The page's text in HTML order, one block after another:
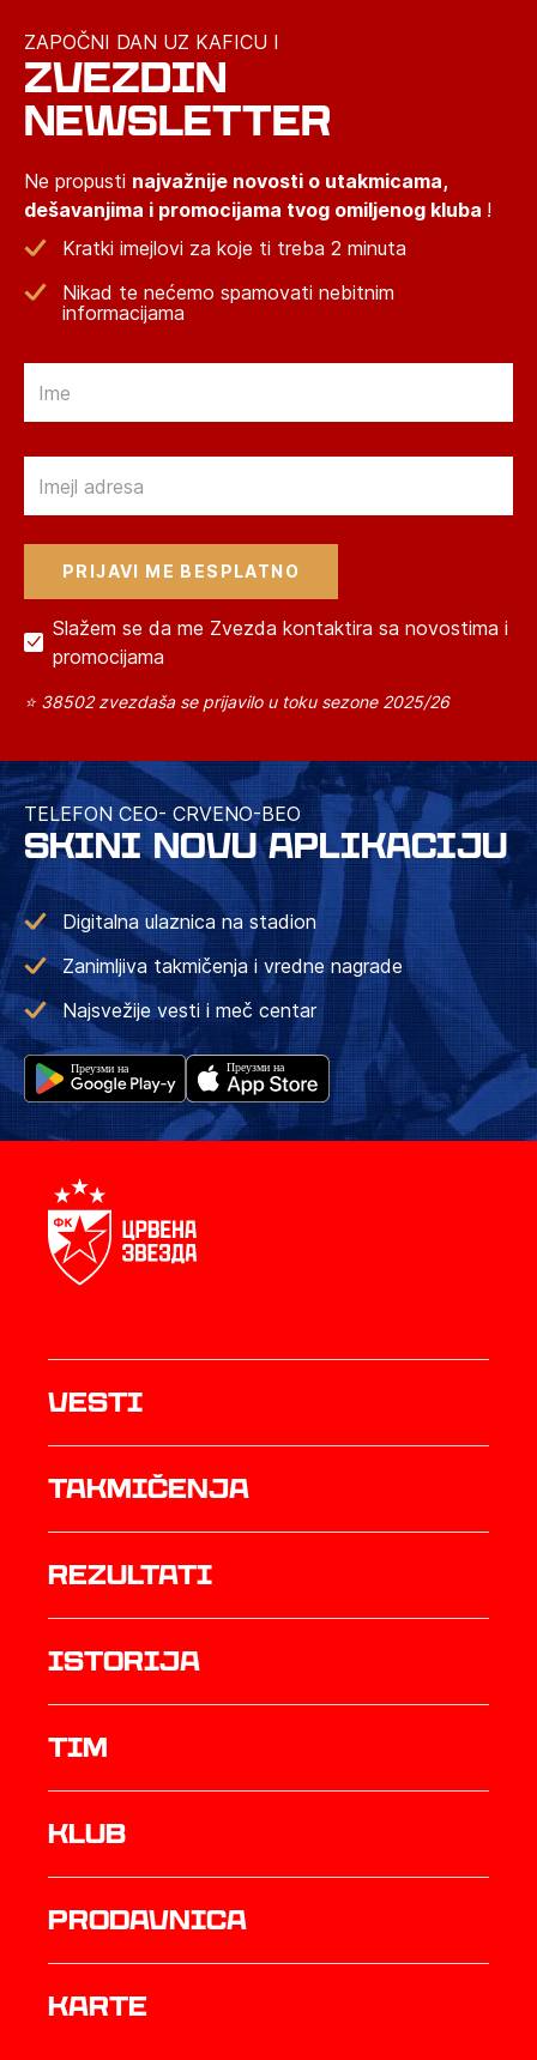
ZAPOČNI DAN UZ KAFICU I
ZVEZDIN
NEWSLETTER
Ne propusti najvažnije novosti o utakmicama,
dešavanjima i promocijama tvog omiljenog kluba !
Kratki imejlovi za koje ti treba 2 minuta
Nikad te nećemo spamovati nebitnim
informacijama
Slažem se da me Zvezda kontaktira sa novostima i
promocijama
⭐ 38502 zvezdaša se prijavilo u toku sezone 2025/26
TELEFON CEO- CRVENO-BEO
SKINI NOVU APLIKACIJU
Digitalna ulaznica na stadion
Zanimljiva takmičenja i vredne nagrade
Najsvežije vesti i meč centar
Vesti
Takmičenja
rezultati
istorija
TIM
Klub
prodavnica
Karte